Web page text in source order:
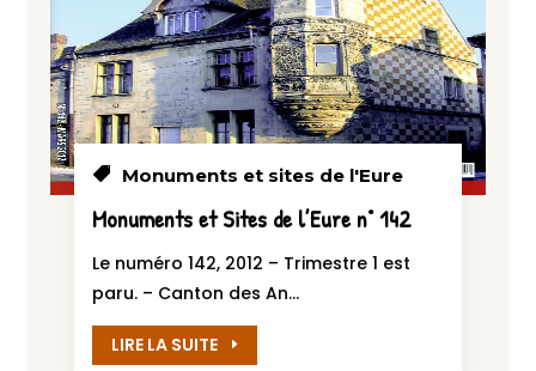
Monuments et sites de l'Eure
Monuments et Sites de l’Eure n° 142
Le numéro 142, 2012 – Trimestre 1 est
paru. – Canton des An...
LIRE LA SUITE